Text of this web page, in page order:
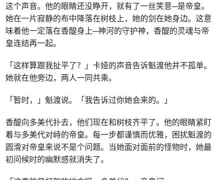
这个声音。他的眼睛还没睁开，就有了一丝笑意─是帝皇。
她在一片寂静的布中降落在树枝上，她的剑在她身边。这意
味着他一定落在香醍身上─神河的守护神，香醍的灵魂与帝
皇连结再一起。
「这样算跟我扯平了？」卡娅的声音告诉魁渡他并不孤单。
她就在他旁边，两人一同共乘。
「暂时，」魁渡说。「我告诉过你她会来的。」
香醍向多美代扑去，他们现在和树枝齐平了。他的眼睛紧盯
着与多美代对峙的帝皇。每一步都谨慎而优雅，困扰魁渡的
圆滑对帝皇来说不是个问题。当她面对面前的怪物时，她最
初问候时的幽默感就消失了。